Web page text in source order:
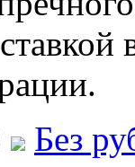
Без